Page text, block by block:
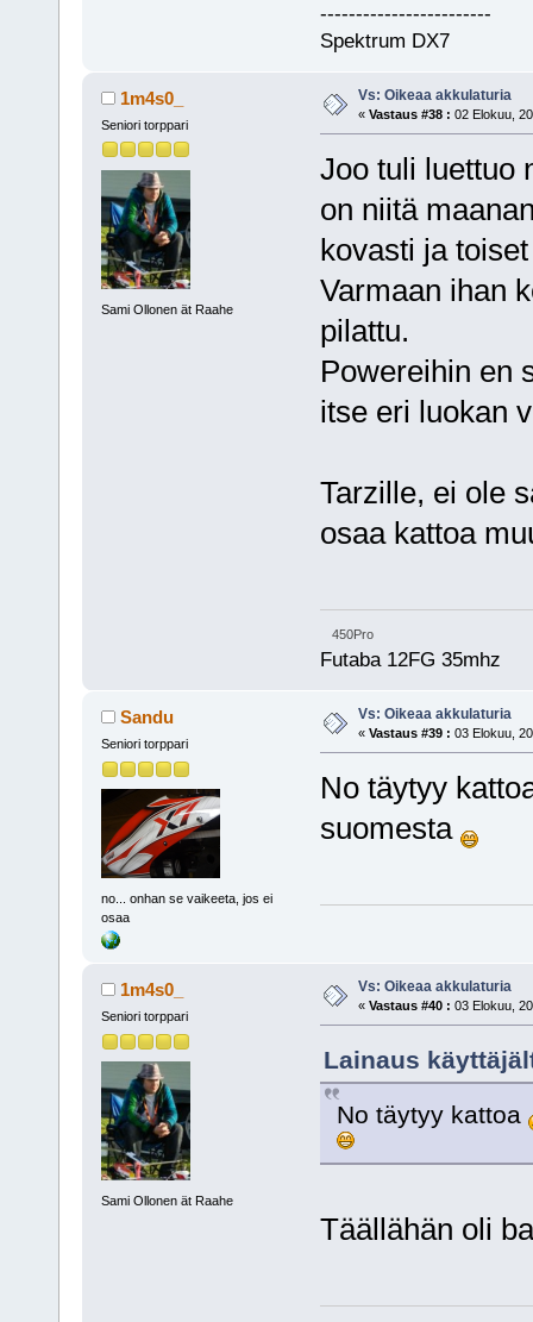
------------------------
Spektrum DX7
1m4s0_
Seniori torppari
Sami Ollonen ät Raahe
Vs: Oikeaa akkulaturia
« Vastaus #38 : 02 Elokuu,
Joo tuli luettuo
on niitä
kovasti ja
Varmaan ihan
pilattu.
Powereihin en
itse eri luokan
Tarzille, ei ole
osaa kattoa
450Pro
Futaba 12FG 35mhz
Sandu
Seniori torppari
no... onhan se vaikeeta, jos ei
osaa
Vs: Oikeaa akkulaturia
« Vastaus #39 : 03 Elokuu,
No täytyy
suomesta
1m4s0_
Seniori torppari
Sami Ollonen ät Raahe
Vs: Oikeaa akkulaturia
« Vastaus #40 : 03 Elokuu,
Lainaus
No täytyy kattoa
Täällähän oli